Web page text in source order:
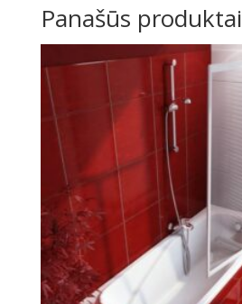
Panašūs produktai